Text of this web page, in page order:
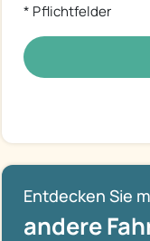
* Pflichtfelder
Entdecken Sie
andere